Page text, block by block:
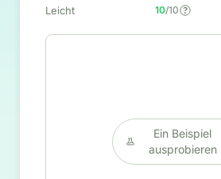
Leicht 10/10
Ein Beispiel
ausprobieren